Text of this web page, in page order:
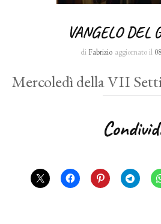
VANGELO DEL
di Fabrizio aggiornato il
Mercoledì della VII